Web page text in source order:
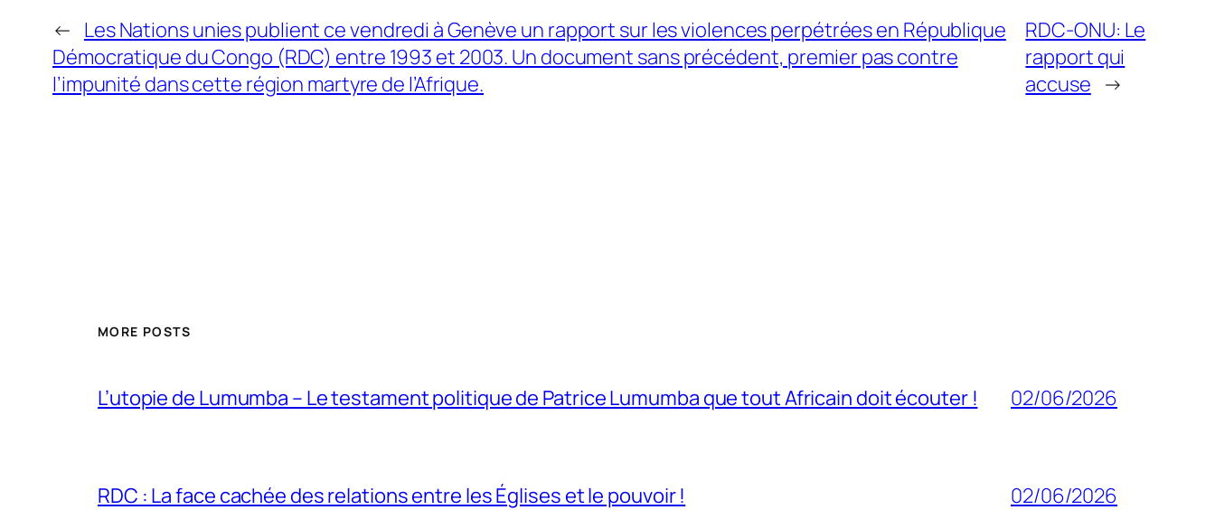
← Les Nations unies publient ce vendredi à Genève un rapport sur les violences perpétrées en République
Démocratique du Congo (RDC) entre 1993 et 2003. Un document sans précédent, premier pas contre
l’impunité dans cette région martyre de l’Afrique.
RDC-ONU: Le
rapport qui
accuse →
MORE POSTS
L’utopie de Lumumba – Le testament politique de Patrice Lumumba que tout Africain doit écouter ! 02/06/2026
RDC : La face cachée des relations entre les Églises et le pouvoir ! 02/06/2026